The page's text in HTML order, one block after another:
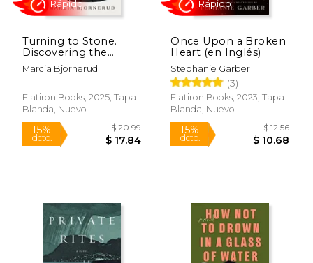
15%
dcto. $ 16.14
15%
dcto.
Rápido
Turning to Stone.
Discovering the
Subtle Wisdom of
Rocks (en Inglés)
Marcia Bjornerud
Flatiron Books, 2025, Tapa
Blanda, Nuevo
Once Upon a Broken
Heart (en Inglés)
Stephanie Garber
(3)
Flatiron Books, 2023, Tapa
Blanda, Nuevo